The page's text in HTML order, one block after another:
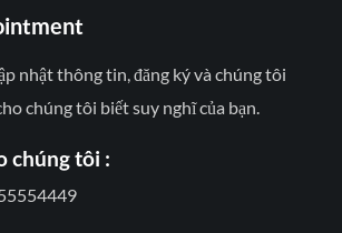
nhật thông tin, đăng ký và chúng tôi
chúng tôi biết suy nghĩ của bạn.
chúng tôi :